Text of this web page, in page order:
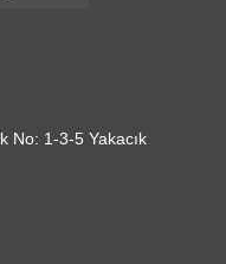
No: 1-3-5 Yakacık